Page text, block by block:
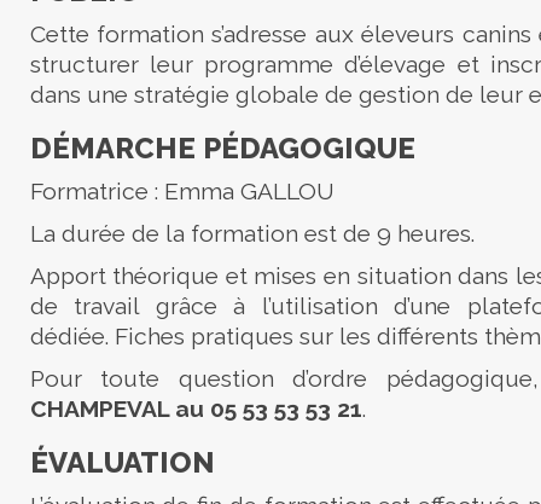
Cette formation s’adresse aux éleveurs
structurer leur programme d’élevage et
dans une stratégie globale de gestion de leur
DÉMARCHE PÉDAGOGIQUE
Formatrice : Emma GALLOU
La durée de la formation est de 9 heures.
Apport théorique et mises en situation dans
de travail grâce à l’utilisation d’une
dédiée. Fiches pratiques sur les différents
Pour toute question d’ordre
CHAMPEVAL au 05 53 53 53 21.
ÉVALUATION